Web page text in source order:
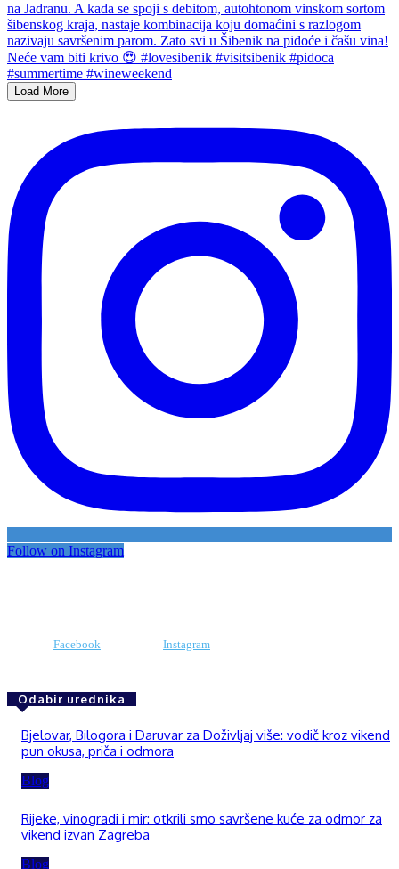
Load More
Follow on Instagram
Facebook Instagram
Odabir urednika
Bjelovar, Bilogora i Daruvar za Doživljaj više: vodič kroz vikend
pun okusa, priča i odmora
Blog
Rijeke, vinogradi i mir: otkrili smo savršene kuće za odmor za
vikend izvan Zagreba
Blog